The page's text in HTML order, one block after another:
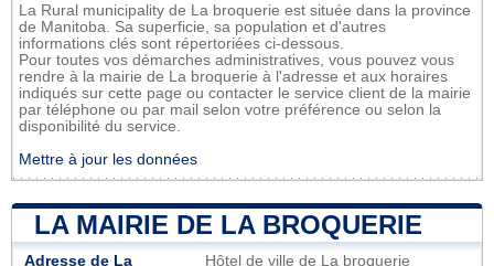
La Rural municipality de La broquerie est située dans la province
de Manitoba. Sa superficie, sa population et d'autres
informations clés sont répertoriées ci-dessous.
Pour toutes vos démarches administratives, vous pouvez vous
rendre à la mairie de La broquerie à l'adresse et aux horaires
indiqués sur cette page ou contacter le service client de la mairie
par téléphone ou par mail selon votre préférence ou selon la
disponibilité du service.
Mettre à jour les données
LA MAIRIE DE LA BROQUERIE
Adresse de La
Hôtel de ville de La broquerie